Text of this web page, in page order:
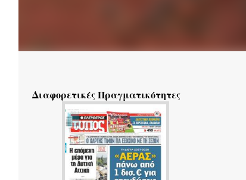
Διαφορετικές Πραγματικότητες